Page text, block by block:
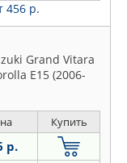
456 р.
Grand Vitara
E15 (2006-
Купить
р.